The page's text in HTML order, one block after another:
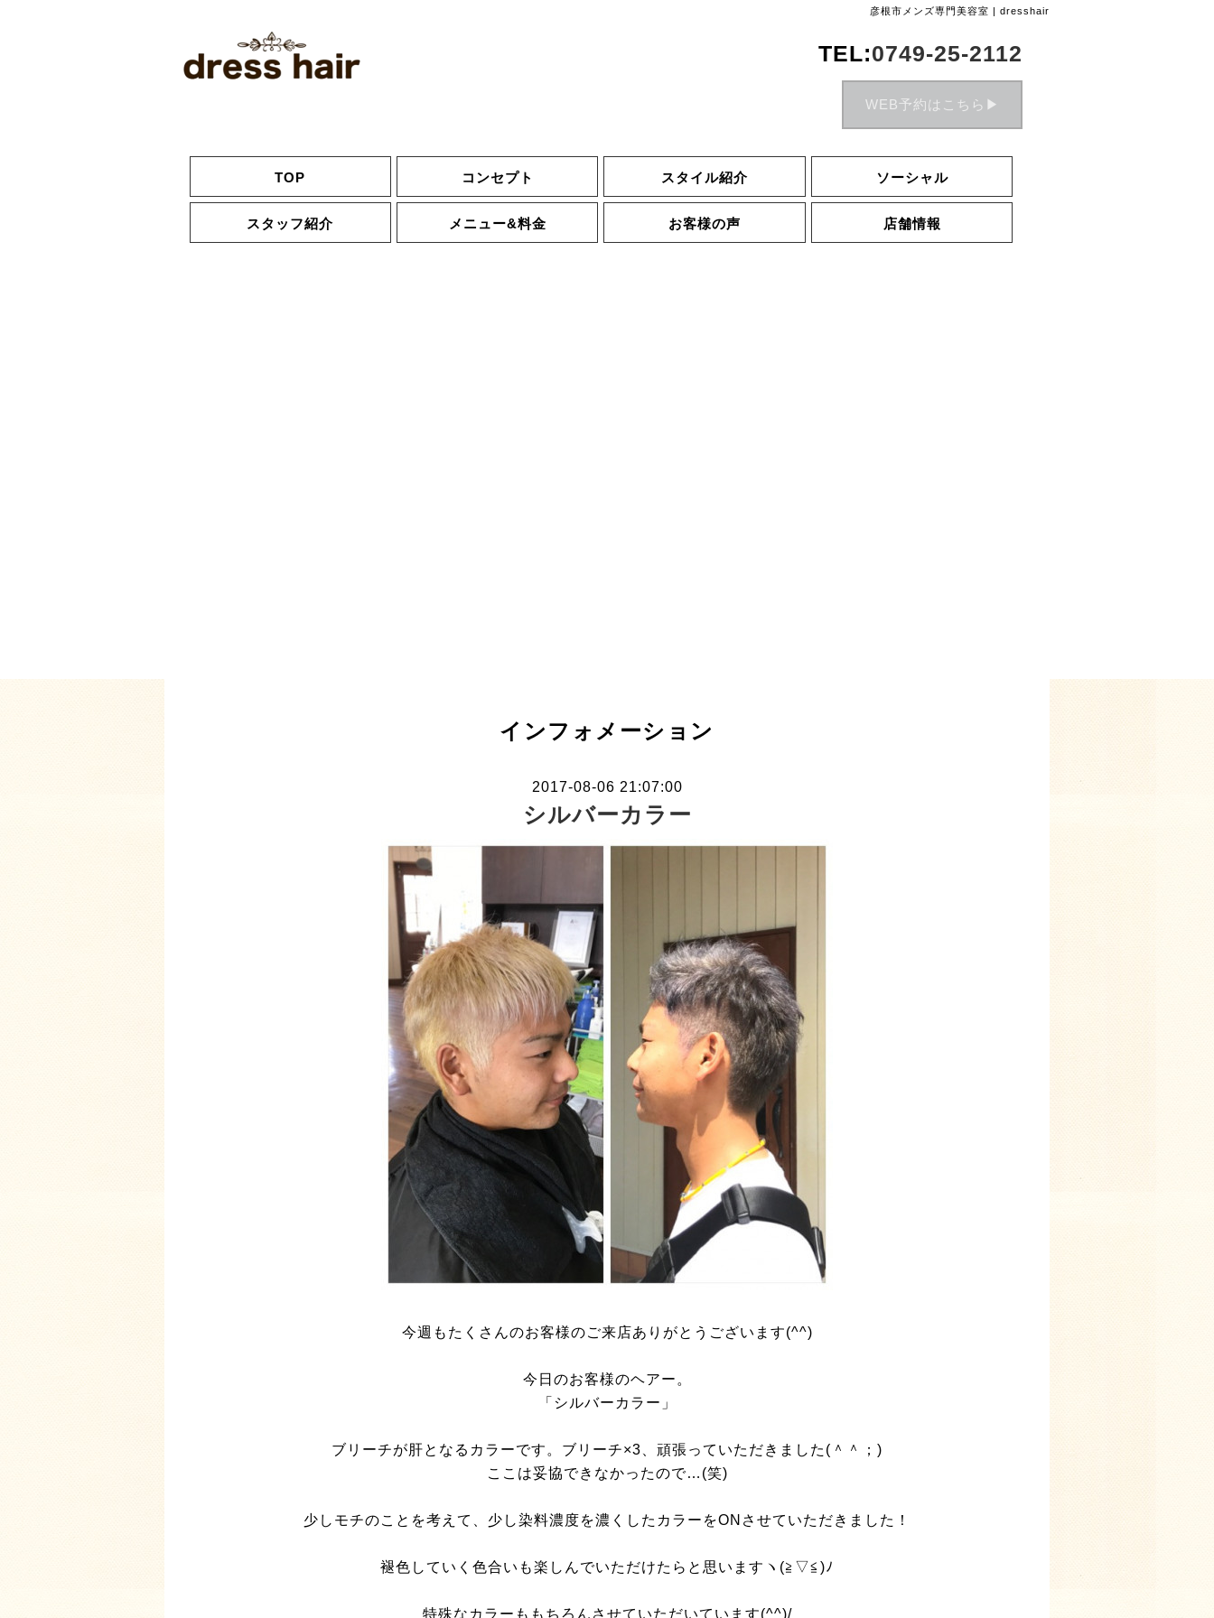
彦根市メンズ専門美容室 | dresshair
TEL:0749-25-2112
WEB予約はこちら▶︎
TOP コンセプト スタイル紹介 ソーシャル
スタッフ紹介 メニュー&料金 お客様の声 店舗情報
インフォメーション
2017-08-06 21:07:00
シルバーカラー
今週もたくさんのお客様のご来店ありがとうございます(^^)
今日のお客様のヘアー。
「シルバーカラー」
ブリーチが肝となるカラーです。ブリーチ×3、頑張っていただきました(＾＾；)
ここは妥協できなかったので…(笑)
少しモチのことを考えて、少し染料濃度を濃くしたカラーをONさせていただきました！
褪色していく色合いも楽しんでいただけたらと思いますヽ(≧▽≦)ﾉ
特殊なカラーももちろんさせていただいています(^^)/